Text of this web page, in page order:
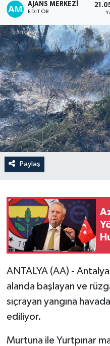
AJANS MERKEZI
EDITÖR
Paylaş
ANTALYA (AA) -
alanda başlayan ve
sıçrayan yangına
ediliyor.
Murtuna ile Yurtpınar